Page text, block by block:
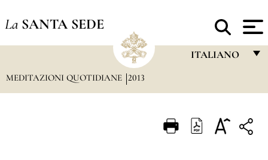
La SANTA SEDE
ITALIANO
ITALIANO
MEDITAZIONI QUOTIDIANE 2013